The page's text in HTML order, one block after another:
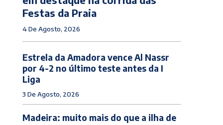
Festas da Praia
4 De Agosto, 2026
Estrela da Amadora vence Al Nassr
por 4-2 no último teste antes da I
Liga
3 De Agosto, 2026
Madeira: muito mais do que a ilha de